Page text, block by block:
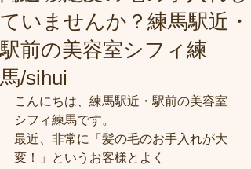
ていませんか？練馬駅近・
駅前の美容室シフィ練
馬/sihui
こんにちは、練馬駅近・駅前の美容室
シフィ練馬です。
最近、非常に「髪の毛のお手入れが大
変！」というお客様とよく